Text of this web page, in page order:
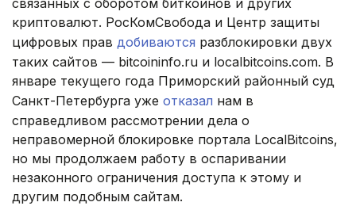
связанных с оборотом биткоинов и других
криптовалют. РосКомСвобода и Центр защиты
цифровых прав добиваются разблокировки двух
таких сайтов — bitcoininfo.ru и localbitcoins.com. В
январе текущего года Приморский районный суд
Санкт-Петербурга уже отказал нам в
справедливом рассмотрении дела о
неправомерной блокировке портала LocalBitcoins,
но мы продолжаем работу в оспаривании
незаконного ограничения доступа к этому и
другим подобным сайтам.